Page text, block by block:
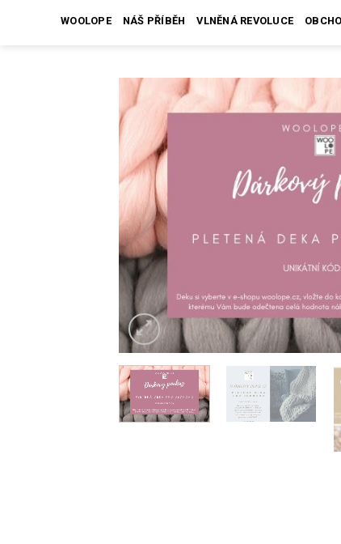
WOOLOPE NÁŠ PŘÍBĚH VLNĚNÁ REVOLUCE